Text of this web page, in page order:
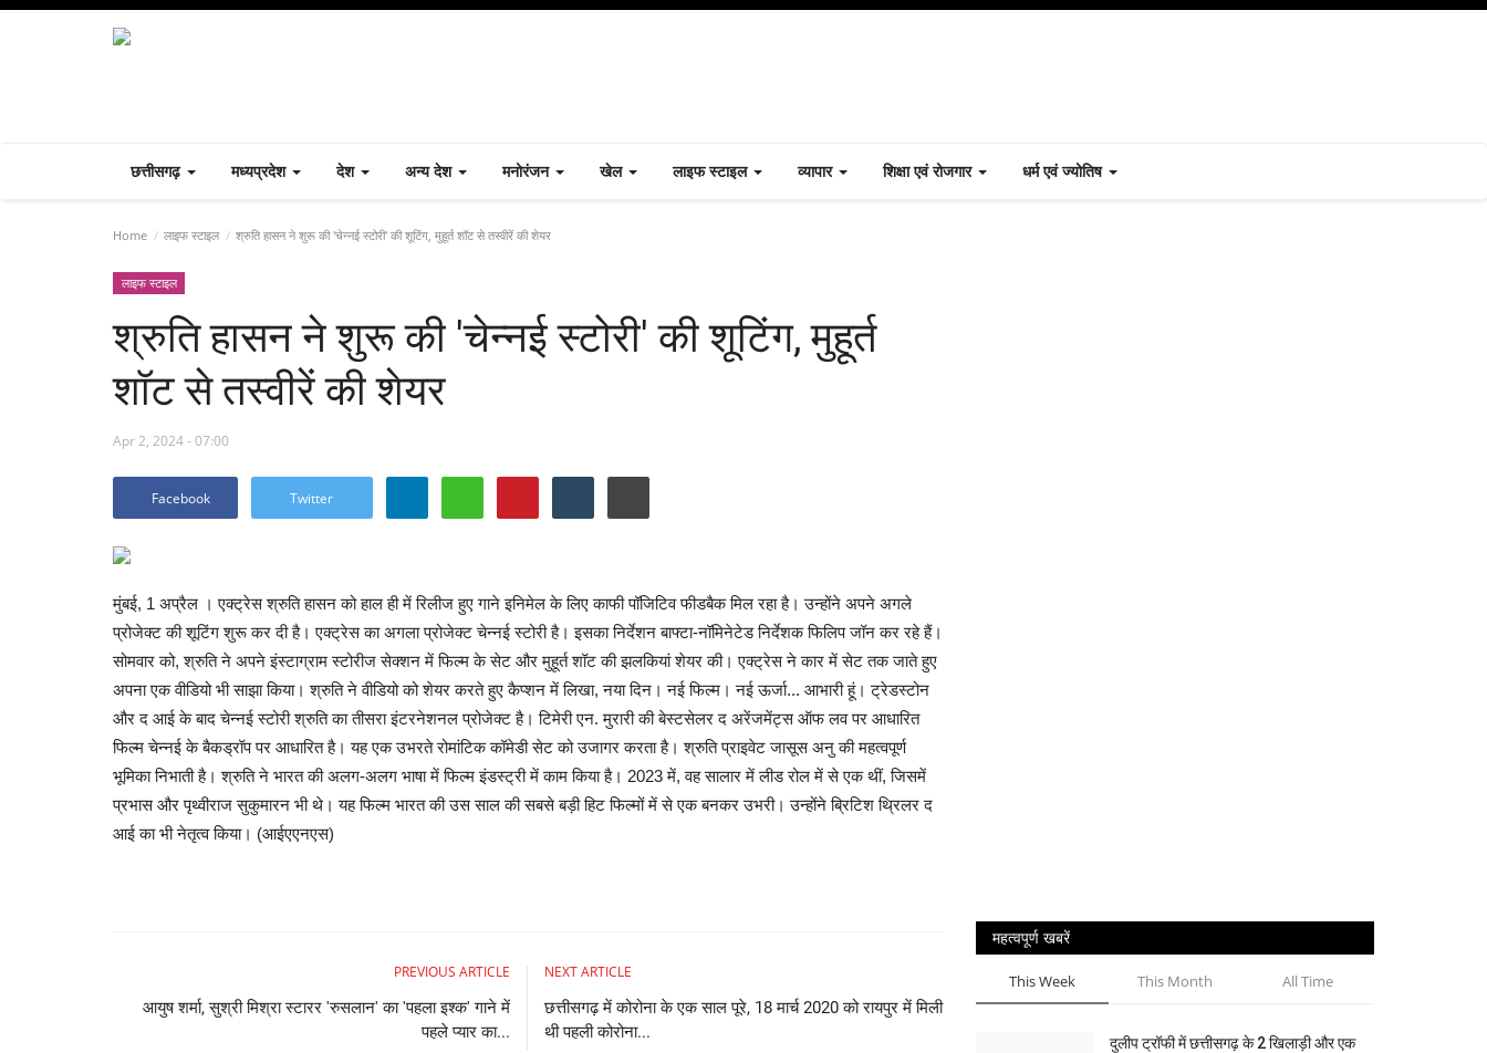
छत्तीसगढ़ मध्यप्रदेश देश अन्य देश मनोरंजन खेल लाइफ स्टाइल व्यापार शिक्षा एवं रोजगार धर्म एवं ज्योतिष
Home लाइफ स्टाइल श्रुति हासन ने शुरू की 'चेन्नई स्टोरी' की शूटिंग, मुहूर्त शॉट से तस्वीरें की शेयर
लाइफ स्टाइल
श्रुति हासन ने शुरू की 'चेन्नई स्टोरी' की शूटिंग, मुहूर्त
शॉट से तस्वीरें की शेयर
Apr 2, 2024 - 07:00
Facebook Twitter
मुंबई, 1 अप्रैल । एक्ट्रेस श्रुति हासन को हाल ही में रिलीज हुए गाने इनिमेल के लिए काफी पॉजिटिव फीडबैक मिल रहा है। उन्होंने अपने अगले
प्रोजेक्ट की शूटिंग शुरू कर दी है। एक्ट्रेस का अगला प्रोजेक्ट चेन्नई स्टोरी है। इसका निर्देशन बाफ्टा-नॉमिनेटेड निर्देशक फिलिप जॉन कर रहे हैं।
सोमवार को, श्रुति ने अपने इंस्टाग्राम स्टोरीज सेक्शन में फिल्म के सेट और मुहूर्त शॉट की झलकियां शेयर की। एक्ट्रेस ने कार में सेट तक जाते हुए
अपना एक वीडियो भी साझा किया। श्रुति ने वीडियो को शेयर करते हुए कैप्शन में लिखा, नया दिन। नई फिल्म। नई ऊर्जा... आभारी हूं। ट्रेडस्टोन
और द आई के बाद चेन्नई स्टोरी श्रुति का तीसरा इंटरनेशनल प्रोजेक्ट है। टिमेरी एन. मुरारी की बेस्टसेलर द अरेंजमेंट्स ऑफ लव पर आधारित
फिल्म चेन्नई के बैकड्रॉप पर आधारित है। यह एक उभरते रोमांटिक कॉमेडी सेट को उजागर करता है। श्रुति प्राइवेट जासूस अनु की महत्वपूर्ण
भूमिका निभाती है। श्रुति ने भारत की अलग-अलग भाषा में फिल्म इंडस्ट्री में काम किया है। 2023 में, वह सालार में लीड रोल में से एक थीं, जिसमें
प्रभास और पृथ्वीराज सुकुमारन भी थे। यह फिल्म भारत की उस साल की सबसे बड़ी हिट फिल्मों में से एक बनकर उभरी। उन्होंने ब्रिटिश थ्रिलर द
आई का भी नेतृत्व किया। (आईएएनएस)
PREVIOUS ARTICLE
आयुष शर्मा, सुश्री मिश्रा स्टारर 'रुसलान' का 'पहला इश्क' गाने में
पहले प्यार का...
NEXT ARTICLE
छत्तीसगढ़ में कोरोना के एक साल पूरे, 18 मार्च 2020 को रायपुर में मिली
थी पहली कोरोना...
महत्वपूर्ण खबरें
This Week This Month All Time
दुलीप ट्रॉफी में छत्तीसगढ़ के 2 खिलाड़ी और एक